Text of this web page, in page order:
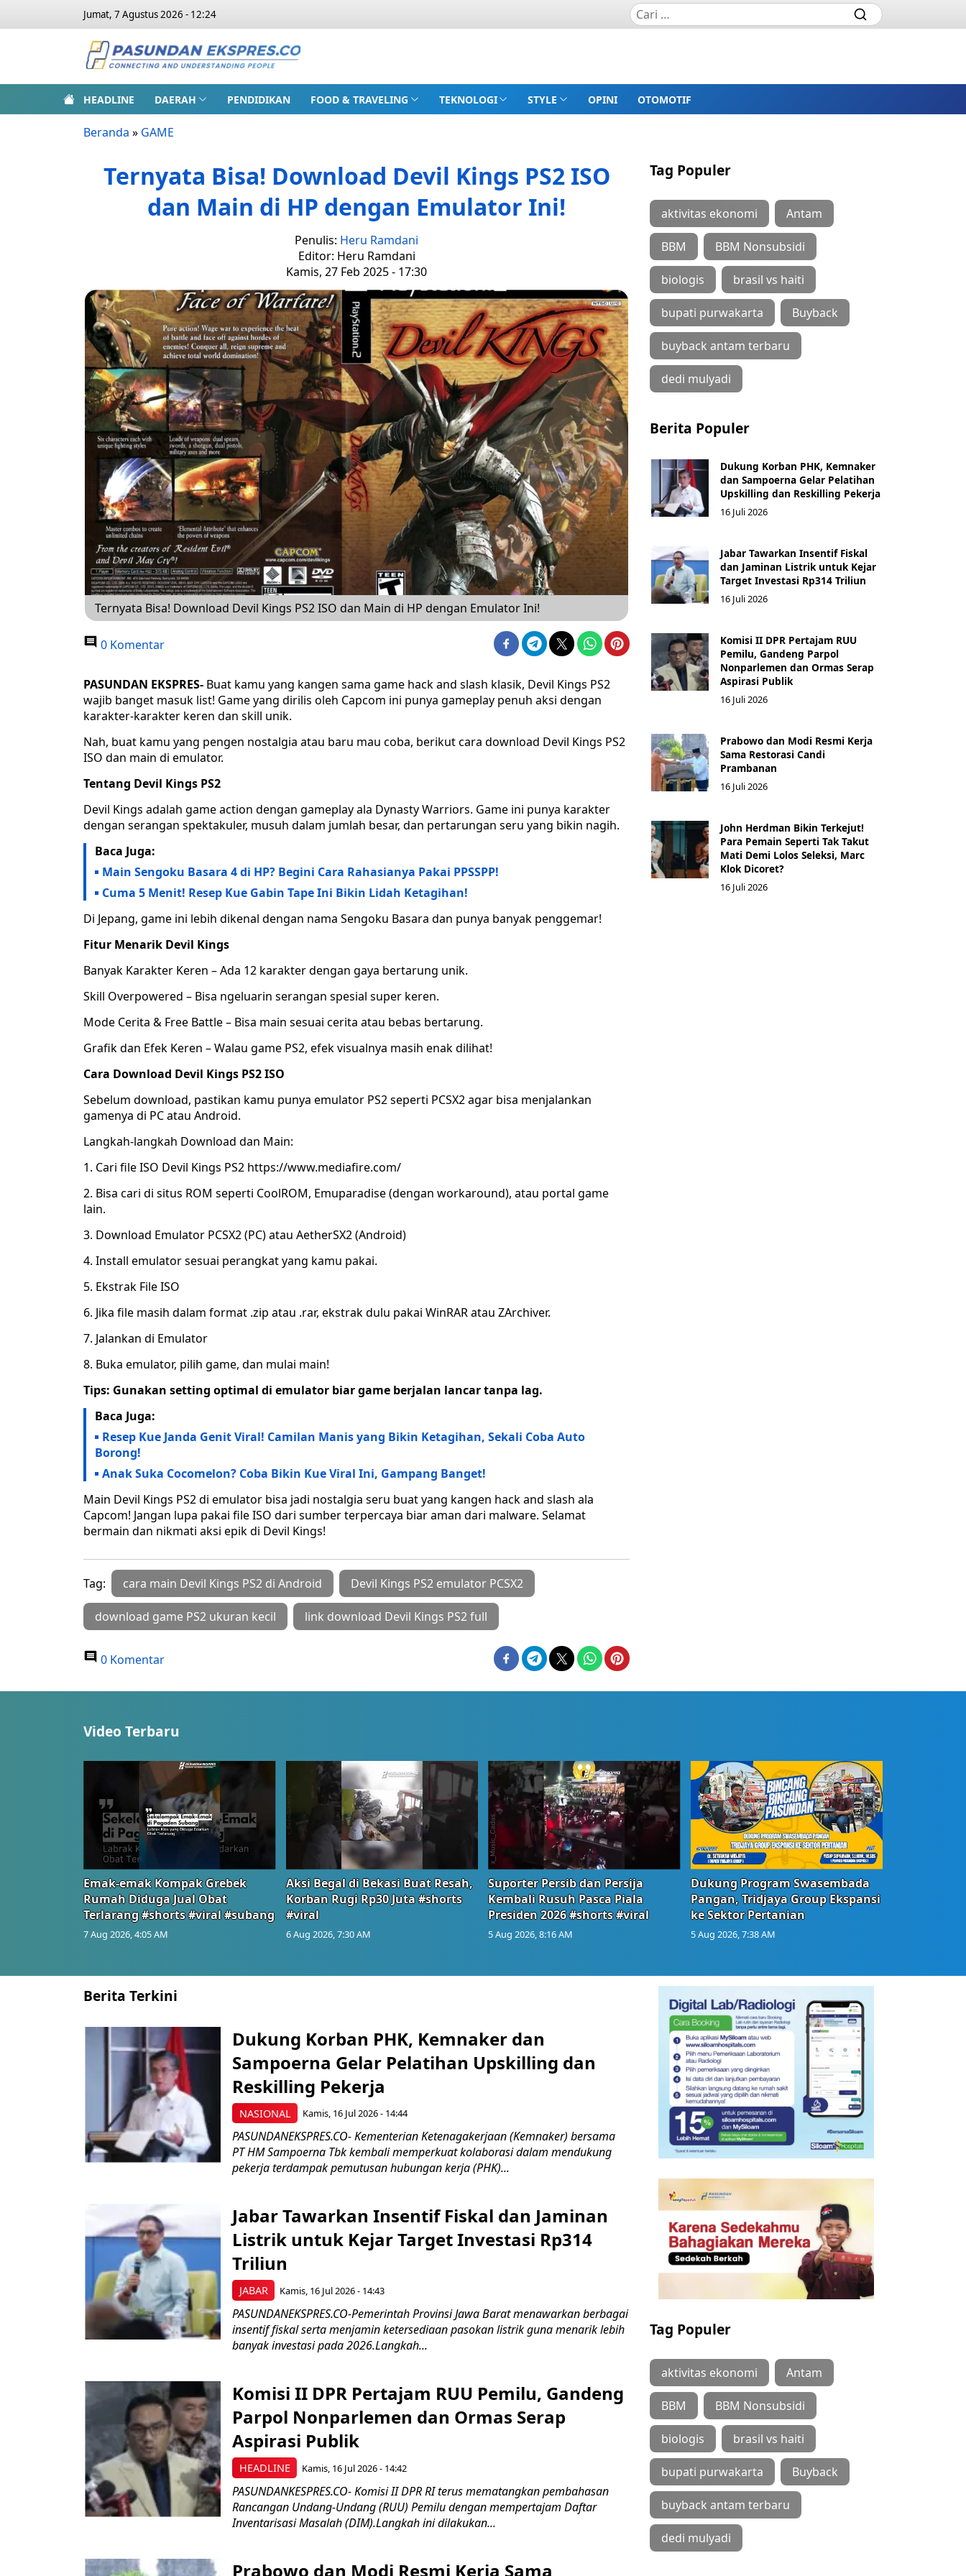
Jumat, 7 Agustus 2026 - 12:24
HEADLINE DAERAH PENDIDIKAN FOOD & TRAVELING TEKNOLOGI STYLE OPINI OTOMOTIF
Beranda » GAME
Ternyata Bisa! Download Devil Kings PS2 ISO
dan Main di HP dengan Emulator Ini!
Penulis: Heru Ramdani
Editor: Heru Ramdani
Kamis, 27 Feb 2025 - 17:30
Ternyata Bisa! Download Devil Kings PS2 ISO dan Main di HP dengan Emulator Ini!
0 Komentar
PASUNDAN EKSPRES- Buat kamu yang kangen sama game hack and slash klasik, Devil Kings PS2
wajib banget masuk list! Game yang dirilis oleh Capcom ini punya gameplay penuh aksi dengan
karakter-karakter keren dan skill unik.
Nah, buat kamu yang pengen nostalgia atau baru mau coba, berikut cara download Devil Kings PS2
ISO dan main di emulator.
Tentang Devil Kings PS2
Devil Kings adalah game action dengan gameplay ala Dynasty Warriors. Game ini punya karakter
dengan serangan spektakuler, musuh dalam jumlah besar, dan pertarungan seru yang bikin nagih.
Baca Juga:
Main Sengoku Basara 4 di HP? Begini Cara Rahasianya Pakai PPSSPP!
Cuma 5 Menit! Resep Kue Gabin Tape Ini Bikin Lidah Ketagihan!
Di Jepang, game ini lebih dikenal dengan nama Sengoku Basara dan punya banyak penggemar!
Fitur Menarik Devil Kings
Banyak Karakter Keren – Ada 12 karakter dengan gaya bertarung unik.
Skill Overpowered – Bisa ngeluarin serangan spesial super keren.
Mode Cerita & Free Battle – Bisa main sesuai cerita atau bebas bertarung.
Grafik dan Efek Keren – Walau game PS2, efek visualnya masih enak dilihat!
Cara Download Devil Kings PS2 ISO
Sebelum download, pastikan kamu punya emulator PS2 seperti PCSX2 agar bisa menjalankan
gamenya di PC atau Android.
Langkah-langkah Download dan Main:
1. Cari file ISO Devil Kings PS2 https://www.mediafire.com/
2. Bisa cari di situs ROM seperti CoolROM, Emuparadise (dengan workaround), atau portal game
lain.
3. Download Emulator PCSX2 (PC) atau AetherSX2 (Android)
4. Install emulator sesuai perangkat yang kamu pakai.
5. Ekstrak File ISO
6. Jika file masih dalam format .zip atau .rar, ekstrak dulu pakai WinRAR atau ZArchiver.
7. Jalankan di Emulator
8. Buka emulator, pilih game, dan mulai main!
Tips: Gunakan setting optimal di emulator biar game berjalan lancar tanpa lag.
Baca Juga:
Resep Kue Janda Genit Viral! Camilan Manis yang Bikin Ketagihan, Sekali Coba Auto
Borong!
Anak Suka Cocomelon? Coba Bikin Kue Viral Ini, Gampang Banget!
Main Devil Kings PS2 di emulator bisa jadi nostalgia seru buat yang kangen hack and slash ala
Capcom! Jangan lupa pakai file ISO dari sumber terpercaya biar aman dari malware. Selamat
bermain dan nikmati aksi epik di Devil Kings!
Tag: cara main Devil Kings PS2 di Android Devil Kings PS2 emulator PCSX2
download game PS2 ukuran kecil link download Devil Kings PS2 full
0 Komentar
Tag Populer
aktivitas ekonomi Antam
BBM BBM Nonsubsidi
biologis brasil vs haiti
bupati purwakarta Buyback
buyback antam terbaru
dedi mulyadi
Berita Populer
Dukung Korban PHK, Kemnaker
dan Sampoerna Gelar Pelatihan
Upskilling dan Reskilling Pekerja
16 Juli 2026
Jabar Tawarkan Insentif Fiskal
dan Jaminan Listrik untuk Kejar
Target Investasi Rp314 Triliun
16 Juli 2026
Komisi II DPR Pertajam RUU
Pemilu, Gandeng Parpol
Nonparlemen dan Ormas Serap
Aspirasi Publik
16 Juli 2026
Prabowo dan Modi Resmi Kerja
Sama Restorasi Candi
Prambanan
16 Juli 2026
John Herdman Bikin Terkejut!
Para Pemain Seperti Tak Takut
Mati Demi Lolos Seleksi, Marc
Klok Dicoret?
16 Juli 2026
Video Terbaru
Emak-emak Kompak Grebek
Rumah Diduga Jual Obat
Terlarang #shorts #viral #subang
7 Aug 2026, 4:05 AM
Aksi Begal di Bekasi Buat Resah,
Korban Rugi Rp30 Juta #shorts
#viral
6 Aug 2026, 7:30 AM
Suporter Persib dan Persija
Kembali Rusuh Pasca Piala
Presiden 2026 #shorts #viral
5 Aug 2026, 8:16 AM
Dukung Program Swasembada
Pangan, Tridjaya Group Ekspansi
ke Sektor Pertanian
5 Aug 2026, 7:38 AM
Berita Terkini
NASIONAL
Dukung Korban PHK, Kemnaker dan
Sampoerna Gelar Pelatihan Upskilling dan
Reskilling Pekerja
Kamis, 16 Jul 2026 - 14:44
PASUNDANEKSPRES.CO- Kementerian Ketenagakerjaan (Kemnaker) bersama
PT HM Sampoerna Tbk kembali memperkuat kolaborasi dalam mendukung
pekerja terdampak pemutusan hubungan kerja (PHK)...
JABAR
Jabar Tawarkan Insentif Fiskal dan Jaminan
Listrik untuk Kejar Target Investasi Rp314
Triliun
Kamis, 16 Jul 2026 - 14:43
PASUNDANEKSPRES.CO-Pemerintah Provinsi Jawa Barat menawarkan berbagai
insentif fiskal serta menjamin ketersediaan pasokan listrik guna menarik lebih
banyak investasi pada 2026.Langkah...
HEADLINE
Komisi II DPR Pertajam RUU Pemilu, Gandeng
Parpol Nonparlemen dan Ormas Serap
Aspirasi Publik
Kamis, 16 Jul 2026 - 14:42
PASUNDANKESPRES.CO- Komisi II DPR RI terus mematangkan pembahasan
Rancangan Undang-Undang (RUU) Pemilu dengan mempertajam Daftar
Inventarisasi Masalah (DIM).Langkah ini dilakukan...
Prabowo dan Modi Resmi Kerja Sama
Tag Populer
aktivitas ekonomi Antam
BBM BBM Nonsubsidi
biologis brasil vs haiti
bupati purwakarta Buyback
buyback antam terbaru
dedi mulyadi